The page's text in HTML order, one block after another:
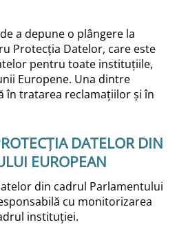
a depune o plângere la
Protecția Datelor, care este
pentru toate instituțiile,
Europene. Una dintre
în tratarea reclamațiilor și în
DATELOR DIN
EUROPEAN
din cadrul Parlamentului
cu monitorizarea
instituției.